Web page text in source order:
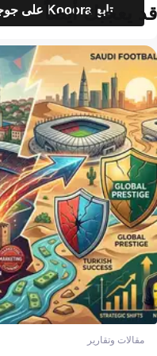
تابع Kooora على جوجل
قد يعجبك أيضاً
مقالات وتقارير